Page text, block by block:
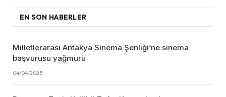
EN SON HABERLER
Milletlerarası Antakya Sinema Şenliği’ne sinema
başvurusu yağmuru
04/04/2025